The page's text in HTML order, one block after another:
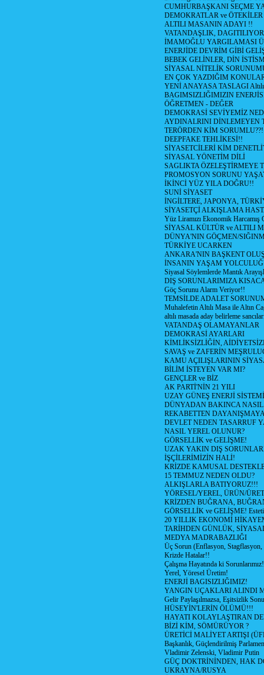
CUMHURBAŞKANI SEÇME
DEMOKRATLAR ve ÖTEKİLER
ALTILI MASANIN ADAYI !!
VATANDAŞLIK,
İMAMOĞLU YARGILAMASI
ENERJİDE DEVRİM GİBİ
BEBEK GELİNLER, DİN
SİYASAL NİTELİK
EN ÇOK YAZDIĞIM
YENİ ANAYASA TASLAGI Altılı
BAGIMSIZLIĞIMIZIN
ÖĞRETMEN - DEĞER
DEMOKRASİ SEVİYEMİZ
AYDINALRINI DİNLEMEYEN
TERÖRDEN KİM
DEEPFAKE TEHLİKESİ!!
SİYASETCİLERİ KİM
SİYASAL YÖNETİM DİLİ
SAGLIKTA ÖZELEŞTİRMEYE
PROMOSYON SORUNU
İKİNCİ YÜZ YILA DOĞRU!!
SUNİ SİYASET
İNGİLTERE, JAPONYA,
SİYASETÇİ ALKIŞLAMA
Yüz Liramızı Ekonomik Harcamış
SİYASAL KÜLTÜR ve ALTILI
DÜNYA'NIN GÖÇMEN/
TÜRKİYE UCARKEN
ANKARA'NIN BAŞKENT
İNSANIN YAŞAM
Siyasal Söylemlerde Mantık
DIŞ SORUNLARIMIZA
Göç Sorunu Alarm Veriyor!!
TEMSİLDE ADALET
Muhalefetin Altılı Masa ile Altın
altılı masada aday belirleme
VATANDAŞ OLAMAYANLAR
DEMOKRASİ AYARLARI
KİMLİKSİZLİĞİN,
SAVAŞ ve ZAFERİN
KAMU AÇILIŞLARININ
BİLİM İSTEYEN VAR MI?
GENÇLER ve BİZ
AK PARTİ'NİN 21 YILI
UZAY GÜNEŞ ENERJİ SİSTEMİ
DÜNYADAN BAKINCA
REKABETTEN
DEVLET NEDEN TASARRUF
NASIL YEREL OLUNUR?
GÖRSELLİK ve GELİŞME!
UZAK YAKIN DIŞ
İŞÇİLERİMİZİN HALİ!
KRİZDE KAMUSAL
15 TEMMUZ NEDEN OLDU?
ALKIŞLARLA BATIYORUZ!!!
YÖRESEL/YEREL, ÜRÜN/
KRİZDEN BUĞRANA,
GÖRSELLİK ve GELİŞME!
20 YILLIK EKONOMİ
TARİHDEN GÜNLÜK,
MEDYA MADRABAZLIĞI
Üç Sorun (Enflasyon, Stagflasyon,
Krizde Hatalar!!
Çalışma Hayatında ki
Yerel, Yöresel Üretim!
ENERJİ BAGISIZLIĞIMIZ!
YANGIN UÇAKLARI ALINDI
Gelir Paylaşılmazsa, Eşitsizlik
HÜSEYİN'LERİN ÖLÜMÜ!!!
HAYATI KOLAYLAŞTIRAN
BİZİ KİM, SÖMÜRÜYOR ?
ÜRETİCİ MALİYET ARTIŞI
Başkanlık, Güçlendirilmiş
Vladimir Zelenski, Vladimir Putin
GÜÇ DOKTRİNİNDEN, HAK
UKRAYNA/RUSYA